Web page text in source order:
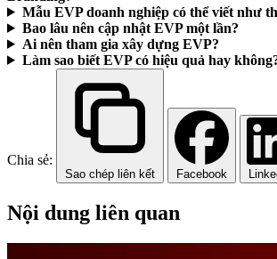
Mẫu EVP doanh nghiệp có thể viết như
Bao lâu nên cập nhật EVP một lần?
Ai nên tham gia xây dựng EVP?
Làm sao biết EVP có hiệu quả hay
Chia sẻ:
Sao chép liên kết Facebook
Nội dung liên quan